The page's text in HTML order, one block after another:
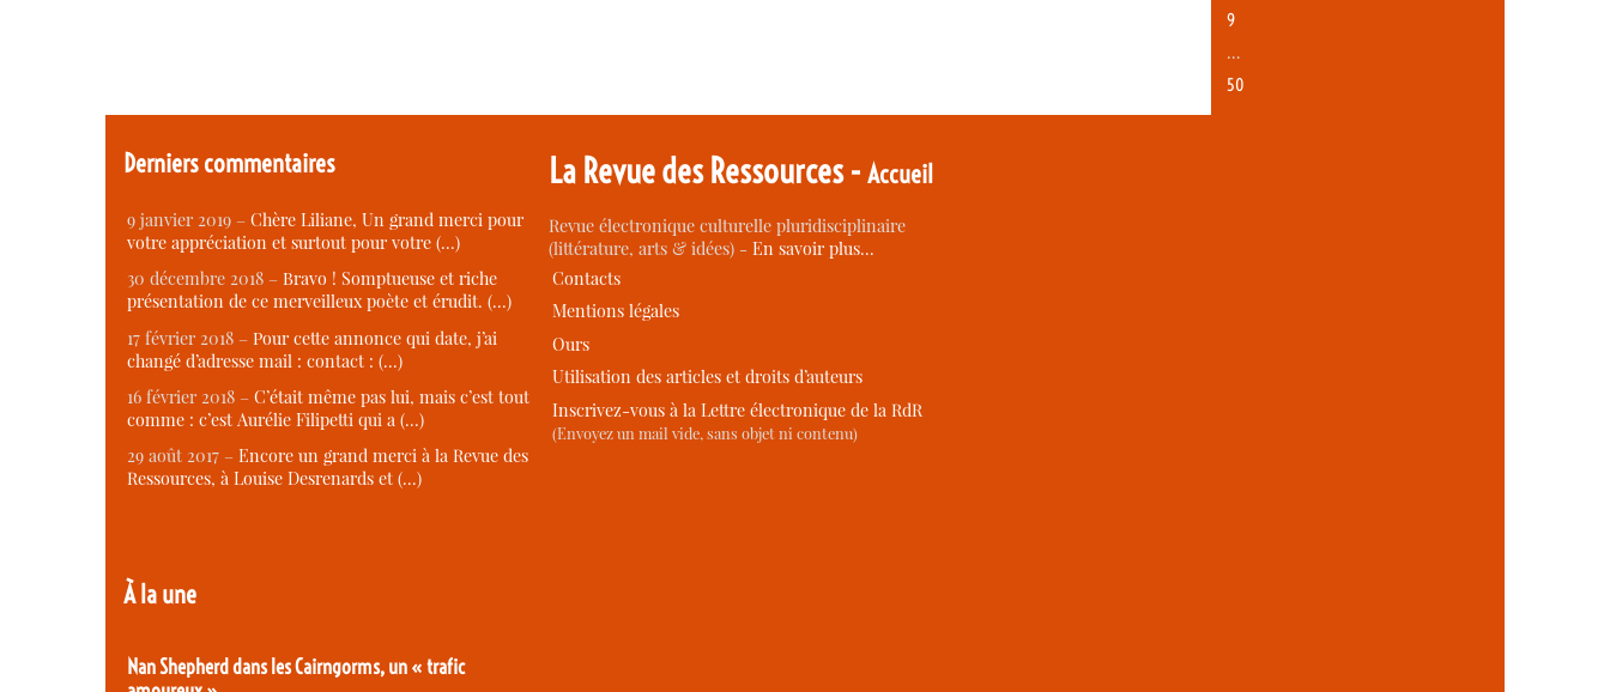
9
…
50
Derniers commentaires
9 janvier 2019 – Chère Liliane, Un grand merci pour
votre appréciation et surtout pour votre (…)
30 décembre 2018 – Bravo ! Somptueuse et riche
présentation de ce merveilleux poète et érudit. (…)
17 février 2018 – Pour cette annonce qui date, j’ai
changé d’adresse mail : contact : (…)
16 février 2018 – C’était même pas lui, mais c’est tout
comme : c’est Aurélie Filipetti qui a (…)
29 août 2017 – Encore un grand merci à la Revue des
Ressources, à Louise Desrenards et (…)
À la une
Nan Shepherd dans les Cairngorms, un « trafic
La Revue des Ressources -Accueil
Revue électronique culturelle pluridisciplinaire
(littérature, arts & idées) -En savoir plus…
Contacts
Mentions légales
Ours
Utilisation des articles et droits d’auteurs
Inscrivez-vous à la Lettre électronique de la RdR
(Envoyez un mail vide, sans objet ni contenu)